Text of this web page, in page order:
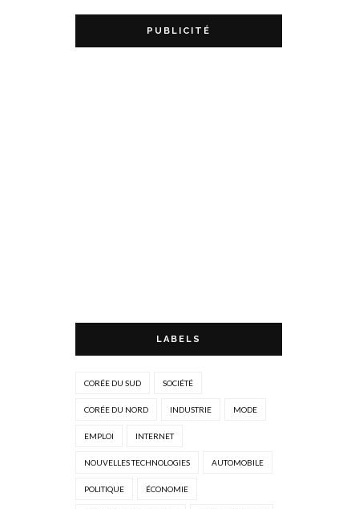
PUBLICITÉ
LABELS
CORÉE DU SUD SOCIÉTÉ
CORÉE DU NORD INDUSTRIE MODE
EMPLOI INTERNET
NOUVELLES TECHNOLOGIES AUTOMOBILE
POLITIQUE ÉCONOMIE